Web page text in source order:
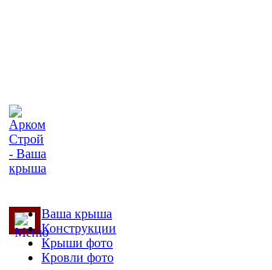
Ваша крыша
Конструкции
Крыши фото
Кровли фото